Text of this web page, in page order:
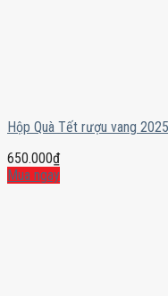
Hộp Quà Tết rượu vang
650.000₫
Mua ngay